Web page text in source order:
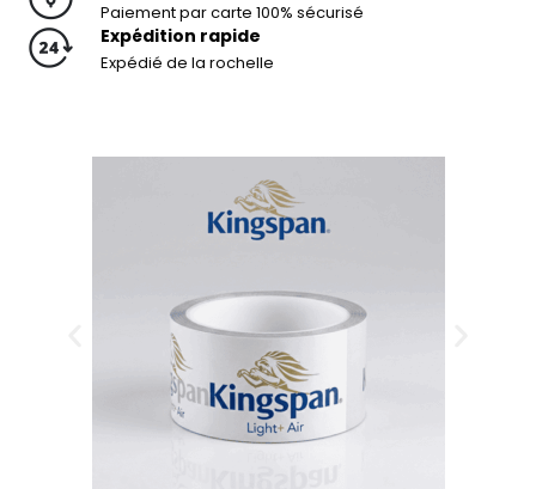
Paiement par carte 100% sécurisé
Expédition rapide
Expédié de la rochelle